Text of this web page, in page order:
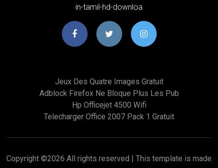
in-tamil-hd-downloa
Jeux Des Quatre Images Gratuit
Adblock Firefox Ne Bloque Plus Les Pub
Hp Officejet 4500 Wifi
Telecharger Office 2007 Pack 1 Gratuit
Copyright ©2026 All rights reserved | This template is made